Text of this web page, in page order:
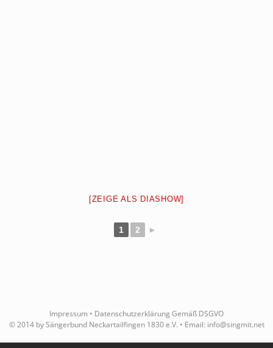
[ZEIGE ALS DIASHOW]
1 2 ►
Impressum • Datenschutzerklärung Gemäß DSGVO
© 2014 by Sängerbund Neckartailfingen 1830 e.V. • Email: info@singmit.net